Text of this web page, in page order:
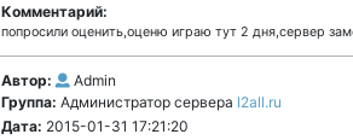
Комментарий:
попросили оценить,оценю играю тут 2 дня,сервер
Автор:
Admin
Группа: Администратор сервера l2all.ru
Дата: 2015-01-31 17:21:20